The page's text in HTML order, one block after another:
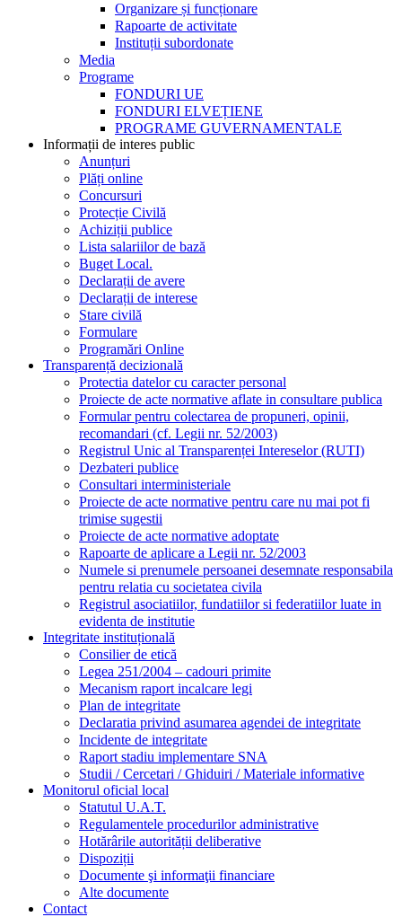
Organizare și funcționare
Rapoarte de activitate
Instituții subordonate
Media
Programe
FONDURI UE
FONDURI ELVEȚIENE
PROGRAME GUVERNAMENTALE
Informații de interes public
Anunțuri
Plăți online
Concursuri
Protecție Civilă
Achiziții publice
Lista salariilor de bază
Buget Local.
Declarații de avere
Declarații de interese
Stare civilă
Formulare
Programări Online
Transparență decizională
Protectia datelor cu caracter personal
Proiecte de acte normative aflate in consultare publica
Formular pentru colectarea de propuneri, opinii,
recomandari (cf. Legii nr. 52/2003)
Registrul Unic al Transparenței Intereselor (RUTI)
Dezbateri publice
Consultari interministeriale
Proiecte de acte normative pentru care nu mai pot fi
trimise sugestii
Proiecte de acte normative adoptate
Rapoarte de aplicare a Legii nr. 52/2003
Numele si prenumele persoanei desemnate responsabila
pentru relatia cu societatea civila
Registrul asociatiilor, fundatiilor si federatiilor luate in
evidenta de institutie
Integritate instituțională
Consilier de etică
Legea 251/2004 – cadouri primite
Mecanism raport incalcare legi
Plan de integritate
Declaratia privind asumarea agendei de integritate
Incidente de integritate
Raport stadiu implementare SNA
Studii / Cercetari / Ghiduiri / Materiale informative
Monitorul oficial local
Statutul U.A.T.
Regulamentele procedurilor administrative
Hotărârile autorității deliberative
Dispoziții
Documente şi informaţii financiare
Alte documente
Contact